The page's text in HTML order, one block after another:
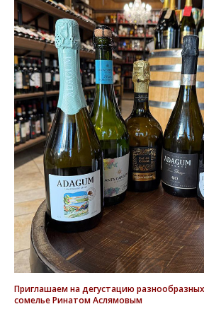
Приглашаем на дегустацию
сомелье Ринатом Аслямовым